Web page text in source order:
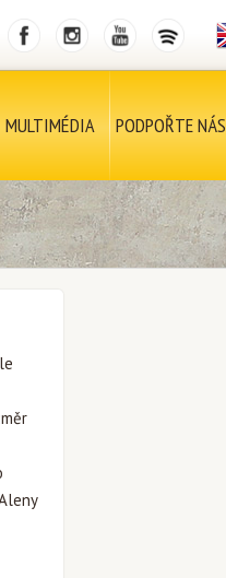
MULTIMÉDIA PODPOŘTE NÁS